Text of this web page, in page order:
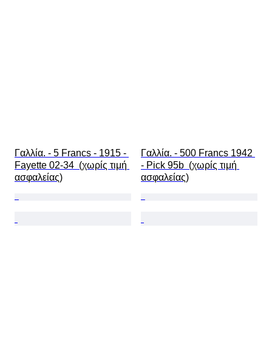
Γαλλία. - 5 Francs - 1915 -
Fayette 02-34  (χωρίς τιμή
ασφαλείας)
Γαλλία. - 500 Francs 1942
- Pick 95b  (χωρίς τιμή
ασφαλείας)